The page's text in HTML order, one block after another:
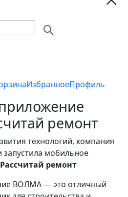
ИзбранноеПрофиль
ремонт
технологий, компания
мобильное
ремонт
ВОЛМА — это отличный